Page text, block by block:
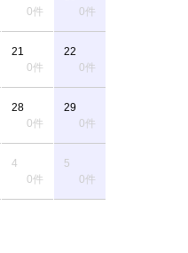
0件
0件
21
0件
22
0件
28
0件
29
0件
4
0件
5
0件